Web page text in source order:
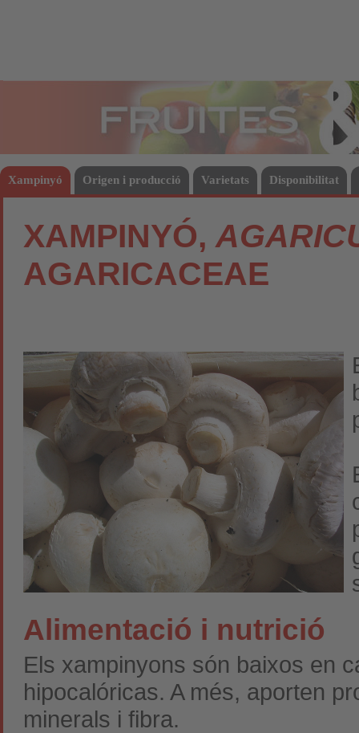
Xampinyó Origen i producció Varietats Disponibilitat
XAMPINYÓ,
AGARICACEAE
Alimentació i nutrició
Els xampinyons són baixos en
hipocalóricas. A més, aporten
minerals i fibra.